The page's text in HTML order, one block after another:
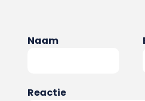
Naam
Reactie